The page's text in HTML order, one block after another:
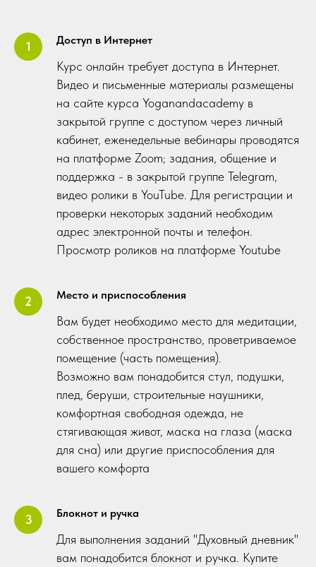
Доступ в Интернет
Курс онлайн требует доступа в Интернет.
Видео и письменные материалы размещены
на сайте курса Yoganandacademy в
закрытой группе с доступом через личный
кабинет, еженедельные вебинары проводятся
на платформе Zoom; задания, общение и
поддержка - в закрытой группе Telegram,
видео ролики в YouTube. Для регистрации и
проверки некоторых заданий необходим
адрес электронной почты и телефон.
Просмотр роликов на платформе Youtube
Место и приспособления
Вам будет необходимо место для медитации,
собственное пространство, проветриваемое
помещение (часть помещения).
Возможно вам понадобится стул, подушки,
плед, беруши, строительные наушники,
комфортная свободная одежда, не
стягивающая живот, маска на глаза (маска
для сна) или другие приспособления для
вашего комфорта
Блокнот и ручка
Для выполнения заданий "Духовный дневник"
вам понадобится блокнот и ручка. Купите